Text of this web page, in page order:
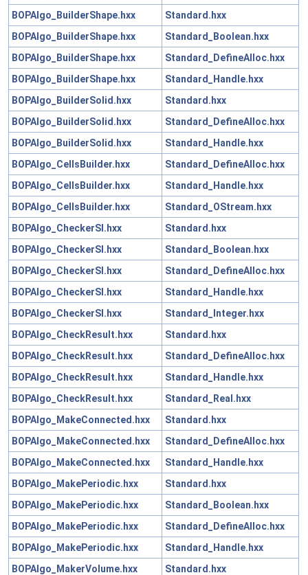
BOPAlgo_BuilderShape.hxx
Standard.hxx
BOPAlgo_BuilderShape.hxx
Standard_Boolean.hxx
BOPAlgo_BuilderShape.hxx
Standard_DefineAlloc.hxx
BOPAlgo_BuilderShape.hxx
Standard_Handle.hxx
BOPAlgo_BuilderSolid.hxx
Standard.hxx
BOPAlgo_BuilderSolid.hxx
Standard_DefineAlloc.hxx
BOPAlgo_BuilderSolid.hxx
Standard_Handle.hxx
BOPAlgo_CellsBuilder.hxx
Standard_DefineAlloc.hxx
BOPAlgo_CellsBuilder.hxx
Standard_Handle.hxx
BOPAlgo_CellsBuilder.hxx
Standard_OStream.hxx
BOPAlgo_CheckerSI.hxx
Standard.hxx
BOPAlgo_CheckerSI.hxx
Standard_Boolean.hxx
BOPAlgo_CheckerSI.hxx
Standard_DefineAlloc.hxx
BOPAlgo_CheckerSI.hxx
Standard_Handle.hxx
BOPAlgo_CheckerSI.hxx
Standard_Integer.hxx
BOPAlgo_CheckResult.hxx
Standard.hxx
BOPAlgo_CheckResult.hxx
Standard_DefineAlloc.hxx
BOPAlgo_CheckResult.hxx
Standard_Handle.hxx
BOPAlgo_CheckResult.hxx
Standard_Real.hxx
BOPAlgo_MakeConnected.hxx
Standard.hxx
BOPAlgo_MakeConnected.hxx
Standard_DefineAlloc.hxx
BOPAlgo_MakeConnected.hxx
Standard_Handle.hxx
BOPAlgo_MakePeriodic.hxx
Standard.hxx
BOPAlgo_MakePeriodic.hxx
Standard_Boolean.hxx
BOPAlgo_MakePeriodic.hxx
Standard_DefineAlloc.hxx
BOPAlgo_MakePeriodic.hxx
Standard_Handle.hxx
BOPAlgo_MakerVolume.hxx
Standard.hxx